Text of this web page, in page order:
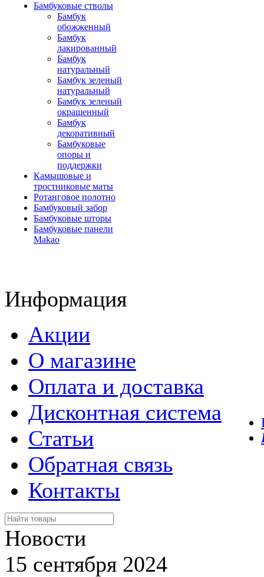
Бамбуковые стволы
Бамбук
обожженный
Бамбук
лакированный
Бамбук
натуральный
Бамбук зеленый
натуральный
Бамбук зеленый
окрашенный
Бамбук
декоративный
Бамбуковые
опоры и
поддержки
Камышовые и
тростниковые маты
Ротанговое полотно
Бамбуковый забор
Бамбуковые шторы
Бамбуковые панели
Makao
Информация
Акции
О магазине
Оплата и доставка
Дисконтная система
Статьи
Обратная связь
Контакты
Новости
15 сентября 2024